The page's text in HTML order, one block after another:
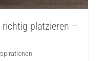
richtig platzieren –